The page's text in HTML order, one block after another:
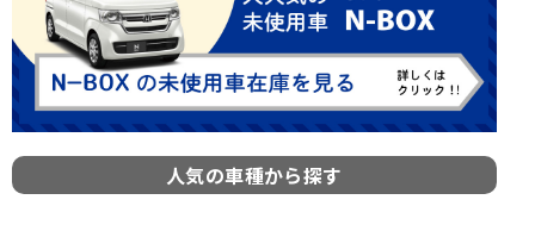
人気の車種から探す